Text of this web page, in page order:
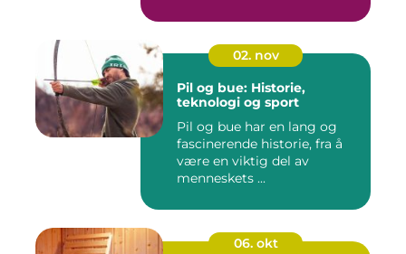
02. nov
Pil og bue: Historie,
teknologi og sport
Pil og bue har en lang og
fascinerende historie, fra å
være en viktig del av
menneskets ...
06. okt